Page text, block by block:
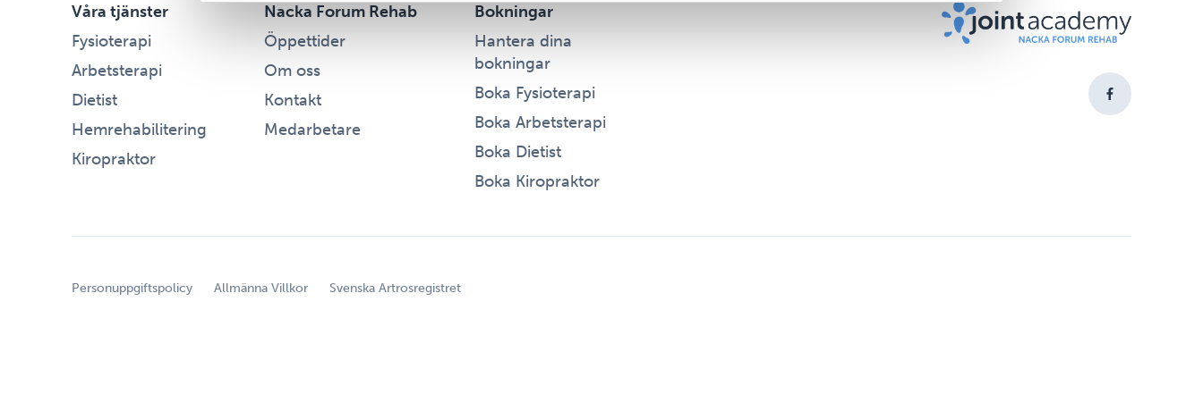
Våra tjänster
Fysioterapi
Arbetsterapi
Dietist
Hemrehabilitering
Kiropraktor
Nacka Forum Rehab
Öppettider
Om oss
Kontakt
Medarbetare
Bokningar
Hantera dina
bokningar
Boka Fysioterapi
Boka Arbetsterapi
Boka Dietist
Boka Kiropraktor
Personuppgiftspolicy Allmänna Villkor Svenska Artrosregistret